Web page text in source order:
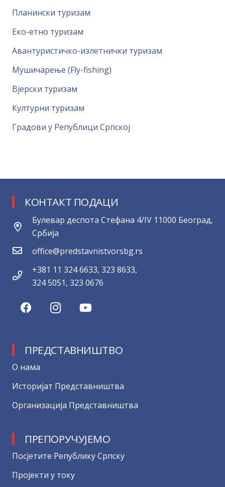
Планински туризам
Еко-етно туризам
Авантуристичко-излетнички туризам
Мушичарење (Fly-fishing)
Вјерски туризам
Културни туризам
Градови у Републици Српској
КОНТАКТ ПОДАЦИ
Булевар деспота Стефана 4/IV 11000 Београд,
Србија
office@predstavnistvorsbg.rs
+381 11 324 6633, 323 8633,
324 5051, 323 0676
ПРЕДСТАВНИШТВО
О нама
Историјат Представништва
Организација Представништва
ПРЕПОРУЧУЈЕМО
Посјетите Републику Српску
Пројекти у току